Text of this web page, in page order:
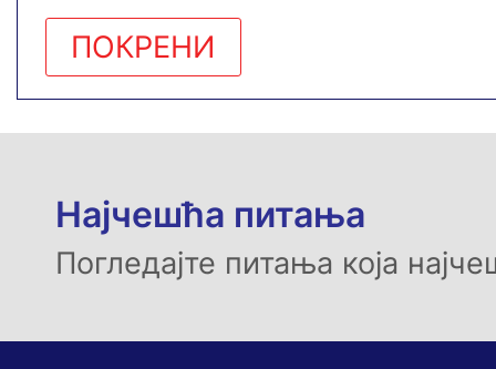
ПОКРЕНИ
Најчешћа питања
Погледајте питања која